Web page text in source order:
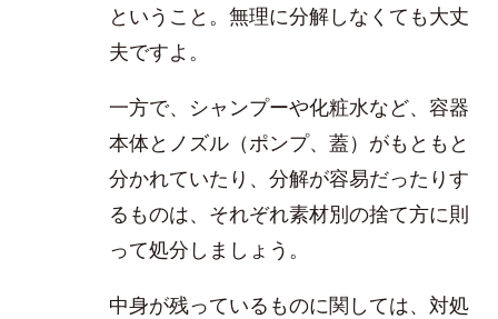
ということ。無理に分解しなくても大丈
夫ですよ。
一方で、シャンプーや化粧水など、容器
本体とノズル（ポンプ、蓋）がもともと
分かれていたり、分解が容易だったりす
るものは、それぞれ素材別の捨て方に則
って処分しましょう。
中身が残っているものに関しては、対処